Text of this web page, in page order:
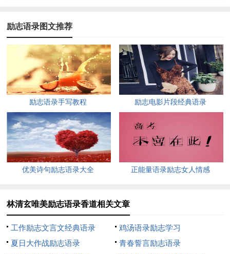
7、每团体都有伤心的中央，但是每团体的伤心都不一样。
8、一切的约束是本天然出来的，只要自求摆脱才是独一的
路途。
9、三流的化装是脸上的化装，二流的化装是**的化装，一
流的化装是生命的化装。
10、曾以寻死的心活着，自愿逾越，也曾自动逾越，不论梦
能否完成，有梦总是最美的。
11、因缘的散灭不一定会令人落泪，但关于因缘的不舍、顽
固、贪爱，却肯定会使人泪下如海。
12、我们哭着离开这个世界，扮演了种种不同的角色，演出
种种虚伪的剧本，最后又哭着分开这世界。
励志语录图文推荐
励志语录手写教程 励志电影片段经典语录
优美诗句励志语录大全 正能量语录励志女人情感
林清玄唯美励志语录香道相关文章
工作励志文言文经典语录
鸡汤语录励志学习
夏日大作战励志语录
青春誓言励志语录